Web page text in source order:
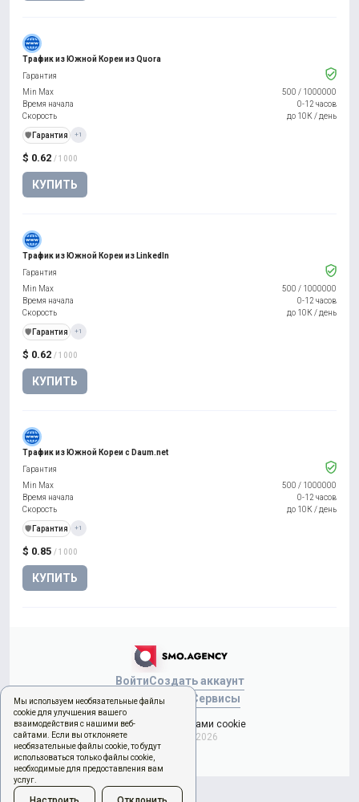
Мы используем необязательные файлы
cookie для улучшения вашего
взаимодействия с нашими веб-
сайтами. Если вы отклоняете
необязательные файлы cookie, то будут
использоваться только файлы cookie,
необходимые для предоставления вам
услуг.
Трафик из Южной Кореи из Quora
$ 0.62 / 1000
КУПИТЬ
Гарантия
Min Max
500 / 1000000
Время начала
0-12 часов
Скорость
до 10К / день
️🛡️ Гарантия +1
Трафик из Южной Кореи из LinkedIn
$ 0.62 / 1000
КУПИТЬ
Гарантия
Min Max
500 / 1000000
Время начала
0-12 часов
Скорость
до 10К / день
️🛡️ Гарантия +1
Трафик из Южной Кореи с Daum.net
$ 0.85 / 1000
КУПИТЬ
Гарантия
Min Max
500 / 1000000
Время начала
0-12 часов
Скорость
до 10К / день
️🛡️ Гарантия +1
ВойтиСоздать аккаунт
Новый заказ
Сервисы
Управление файлами cookie
Copyright © 2026